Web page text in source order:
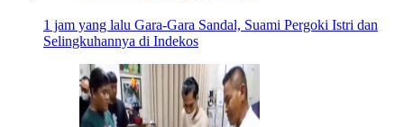
1 jam yang lalu Gara-Gara Sandal, Suami Pergoki Istri dan
Selingkuhannya di Indekos